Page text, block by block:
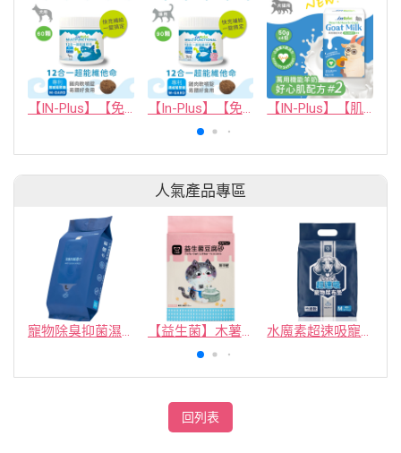
【IN-Plus】【免疫保健】犬用12合1超能維他命 60顆(狗保健品)(軟錠型) 【In-Plus】【免疫保健】貓用12合1超能維他命 【IN-Plus】【肌力保健】萬用機能羊奶 #2 好心肌配方 (50克x4包)(犬貓保健品)
人氣產品專區
寵物除臭抑菌濕紙巾／30抽／無味【4包100】 【益生菌】木薯豆腐砂/豆腐砂 (1包最低$119起)抽貓砂機 水魔素超速吸寵物尿布墊買1送1
回列表